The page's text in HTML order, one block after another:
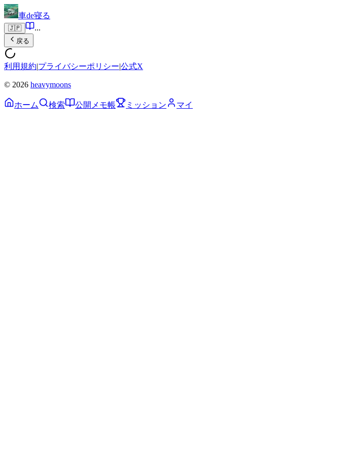
車de寝る
🇯🇵 ...
戻る
利用規約|プライバシーポリシー|公式X
© 2026 heavymoons
ホーム 検索 公開メモ帳 ミッション マイ